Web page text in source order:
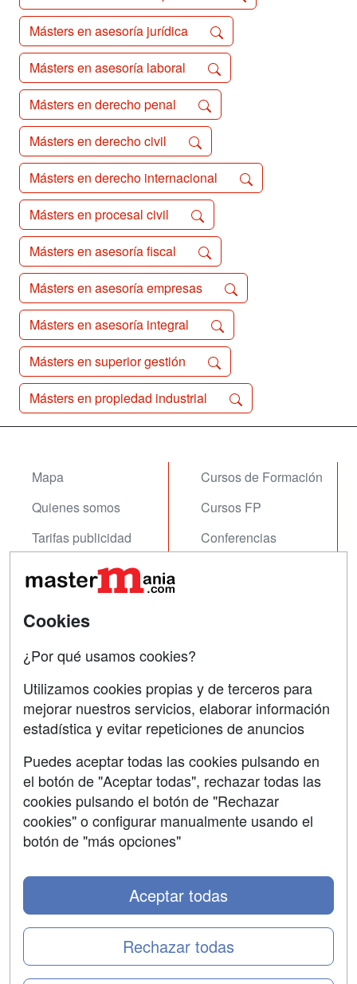
Másters en asesoría jurídica
Másters en asesoría laboral
Másters en derecho penal
Másters en derecho civil
Másters en derecho internacional
Másters en procesal civil
Másters en asesoría fiscal
Másters en asesoría empresas
Másters en asesoría integral
Másters en superior gestión
Másters en propiedad industrial
Mapa
Quienes somos
Tarifas publicidad
Acceso Usuarios
Acceso Centros
Cursos de Formación
Cursos FP
Conferencias
Contactar
Confidencialidad
Aviso legal
Copyleft
SÍGUENOS EN:
Grupo formazion:
Cookies
¿Por qué usamos cookies?
Utilizamos cookies propias y de terceros para
mejorar nuestros servicios, elaborar información
estadística y evitar repeticiones de anuncios
Puedes aceptar todas las cookies pulsando en
el botón de "Aceptar todas", rechazar todas las
cookies pulsando el botón de "Rechazar
cookies" o configurar manualmente usando el
botón de "más opciones"
Rechazar todas
Aceptar todas